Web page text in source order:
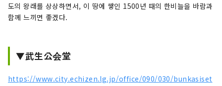
도의 왕래를 상상하면서, 이 땅에 쌓인 1500년 때의 한비늘을 바람과
함께 느끼면 좋겠다.
▼武生公会堂
https://www.city.echizen.lg.jp/office/090/030/bunkasiset